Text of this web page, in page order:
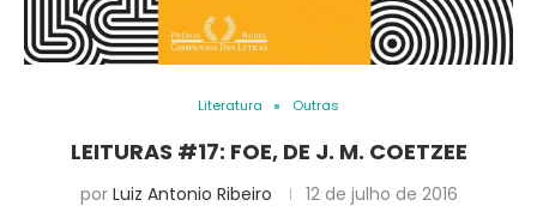
Literatura Outras
LEITURAS #17: FOE, DE J. M. COETZEE
por Luiz Antonio Ribeiro 12 de julho de 2016